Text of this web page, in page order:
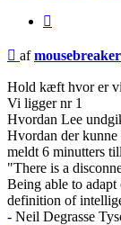
Indlæg
afmousebreaker
Hold kæft hvor er
Vi ligger nr 1
Hvordan Lee
Hvordan der
meldt 6 minutters
"There is a
Being able to adapt
definition of
- Neil Degrasse